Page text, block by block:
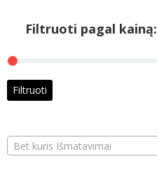
Filtruoti pagal kainą:
Filtruoti
Bet kuris Išmatavimai